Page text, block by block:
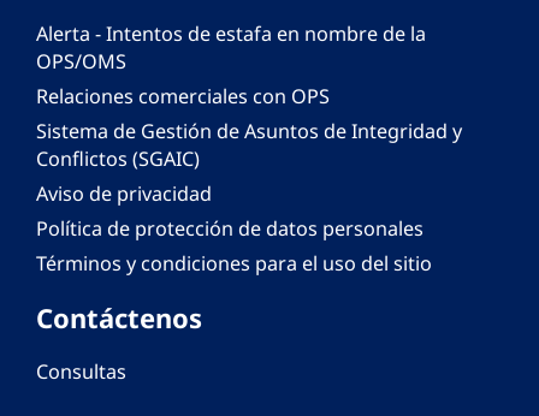
Alerta - Intentos de estafa en nombre de la
OPS/OMS
Relaciones comerciales con OPS
Sistema de Gestión de Asuntos de Integridad y
Conflictos (SGAIC)
Aviso de privacidad
Política de protección de datos personales
Términos y condiciones para el uso del sitio
Contáctenos
Consultas